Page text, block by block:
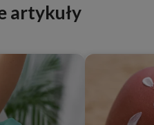
artykuły